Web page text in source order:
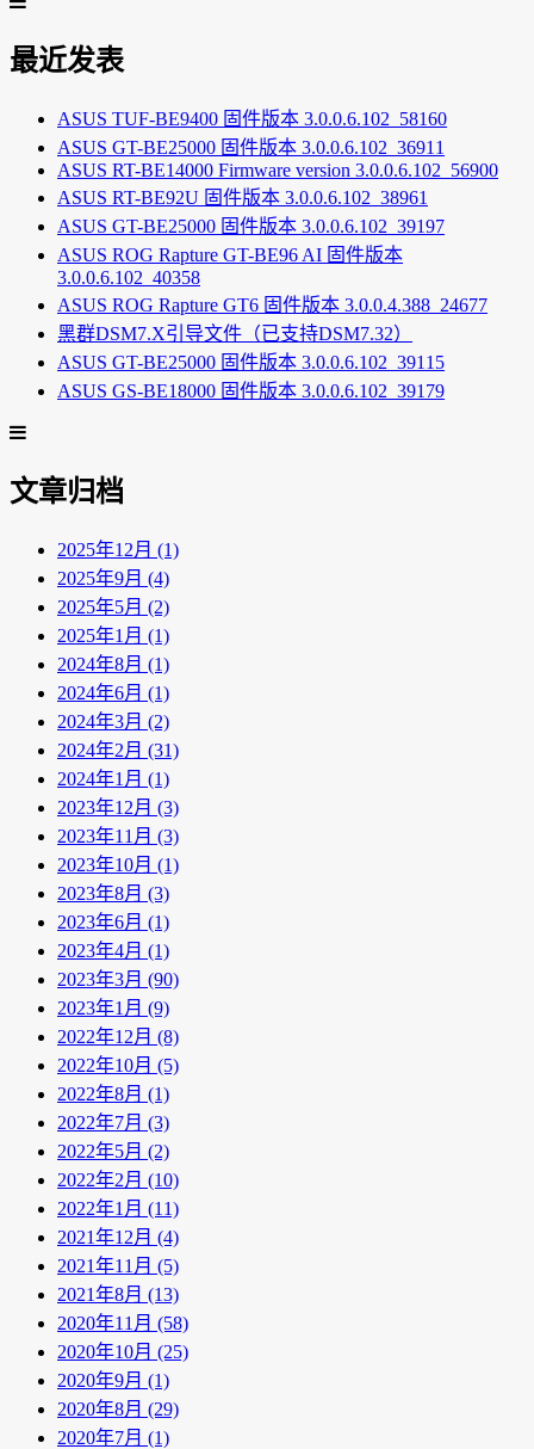
最近发表
ASUS TUF-BE9400 固件版本 3.0.0.6.102_58160
ASUS GT-BE25000 固件版本 3.0.0.6.102_36911
ASUS RT-BE14000 Firmware version 3.0.0.6.102_56900
ASUS RT-BE92U 固件版本 3.0.0.6.102_38961
ASUS GT-BE25000 固件版本 3.0.0.6.102_39197
ASUS ROG Rapture GT-BE96 AI 固件版本
3.0.0.6.102_40358
ASUS ROG Rapture GT6 固件版本 3.0.0.4.388_24677
黑群DSM7.X引导文件（已支持DSM7.32）
ASUS GT-BE25000 固件版本 3.0.0.6.102_39115
ASUS GS-BE18000 固件版本 3.0.0.6.102_39179
文章归档
2025年12月 (1)
2025年9月 (4)
2025年5月 (2)
2025年1月 (1)
2024年8月 (1)
2024年6月 (1)
2024年3月 (2)
2024年2月 (31)
2024年1月 (1)
2023年12月 (3)
2023年11月 (3)
2023年10月 (1)
2023年8月 (3)
2023年6月 (1)
2023年4月 (1)
2023年3月 (90)
2023年1月 (9)
2022年12月 (8)
2022年10月 (5)
2022年8月 (1)
2022年7月 (3)
2022年5月 (2)
2022年2月 (10)
2022年1月 (11)
2021年12月 (4)
2021年11月 (5)
2021年8月 (13)
2020年11月 (58)
2020年10月 (25)
2020年9月 (1)
2020年8月 (29)
2020年7月 (1)